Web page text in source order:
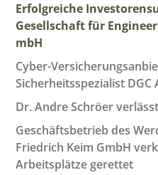
Erfolgreiche
Gesellschaft für
mbH
Cyber-
Sicherheitsspezialist DGC
Dr. Andre Schröer
Geschäftsbetrieb des
Friedrich Keim GmbH
Arbeitsplätze gerettet